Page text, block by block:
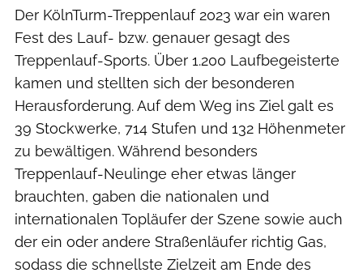
Der KölnTurm-Treppenlauf 2023 war ein waren
Fest des Lauf- bzw. genauer gesagt des
Treppenlauf-Sports. Über 1.200 Laufbegeisterte
kamen und stellten sich der besonderen
Herausforderung. Auf dem Weg ins Ziel galt es
39 Stockwerke, 714 Stufen und 132 Höhenmeter
zu bewältigen. Während besonders
Treppenlauf-Neulinge eher etwas länger
brauchten, gaben die nationalen und
internationalen Topläufer der Szene sowie auch
der ein oder andere Straßenläufer richtig Gas,
sodass die schnellste Zielzeit am Ende des